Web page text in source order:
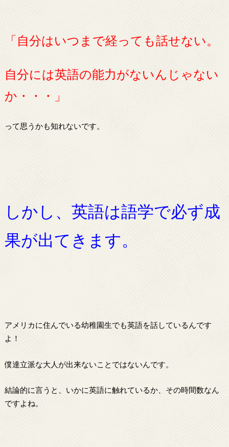
「自分はいつまで経っても話せない。
自分には英語の能力がないんじゃない
か・・・」
って思うかも知れないです。
しかし、英語は語学で必ず成
果が出てきます。
アメリカに住んでいる幼稚園生でも英語を話しているんです
よ！
僕達立派な大人が出来ないことではないんです。
結論的に言うと、いかに英語に触れているか、その時間数なん
ですよね。